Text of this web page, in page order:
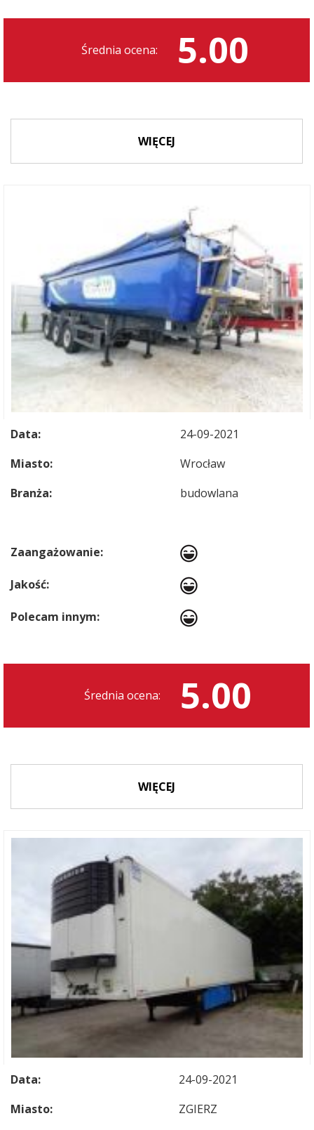
Średnia ocena: 5.00
WIĘCEJ
Data:
24-09-2021
Miasto:
Wrocław
Branża:
budowlana
Zaangażowanie:
Jakość:
Polecam innym:
Średnia ocena: 5.00
WIĘCEJ
Data:
24-09-2021
Miasto:
ZGIERZ